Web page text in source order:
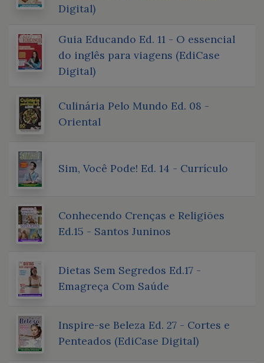
Digital)
Guia Educando Ed. 11 - O essencial
do inglês para viagens (EdiCase
Digital)
Culinária Pelo Mundo Ed. 08 -
Oriental
Sim, Você Pode! Ed. 14 - Currículo
Conhecendo Crenças e Religiões
Ed.15 - Santos Juninos
Dietas Sem Segredos Ed.17 -
Emagreça Com Saúde
Inspire-se Beleza Ed. 27 - Cortes e
Penteados (EdiCase Digital)